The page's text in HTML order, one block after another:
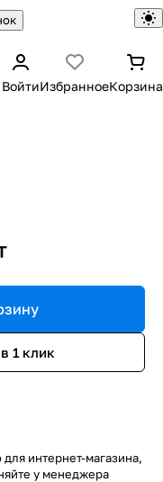
ВойтиИзбранноеКорзина
1 клик
интернет-магазина,
у менеджера